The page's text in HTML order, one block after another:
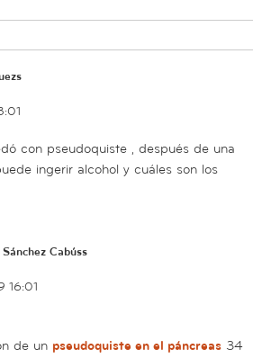
con pseudoquiste , después de una
ingerir alcohol y cuáles son los
Cabúss
16:01
de un pseudoquiste en el páncreas 34